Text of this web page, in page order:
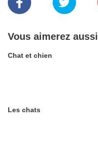
Vous aimerez aussi
Chat et chien
Les chats